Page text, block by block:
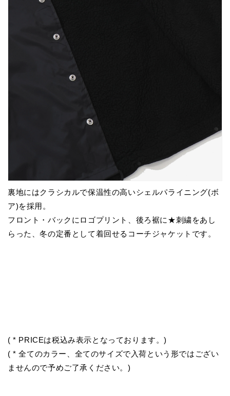
裏地にはクラシカルで保温性の高いシェルパライニング(ボ
ア)を採用。
フロント・バックにロゴプリント、後ろ裾に★刺繍をあし
らった、冬の定番として着回せるコーチジャケットです。
( * PRICEは税込み表示となっております。)
( * 全てのカラー、全てのサイズで入荷という形ではござい
ませんので予めご了承ください。)